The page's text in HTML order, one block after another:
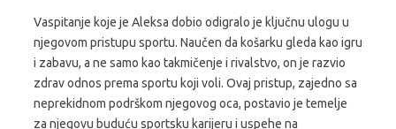
Vaspitanje koje je Aleksa dobio odigralo je ključnu ulogu u
njegovom pristupu sportu. Naučen da košarku gleda kao igru
i zabavu, a ne samo kao takmičenje i rivalstvo, on je razvio
zdrav odnos prema sportu koji voli. Ovaj pristup, zajedno sa
neprekidnom podrškom njegovog oca, postavio je temelje
za njegovu buduću sportsku karijeru i uspehe na